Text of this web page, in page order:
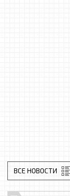
ВСЕ НОВОСТИ